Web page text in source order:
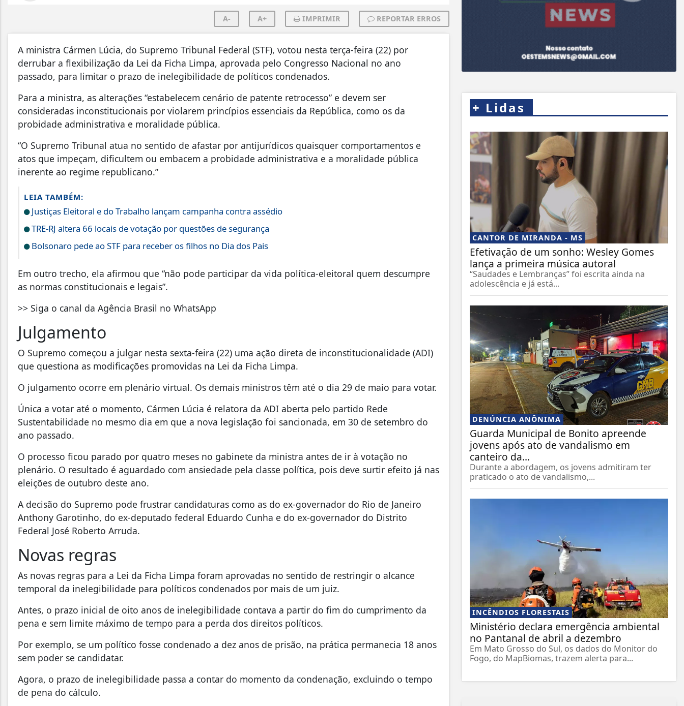
A- A+ IMPRIMIR REPORTAR ERROS
A ministra Cármen Lúcia, do Supremo Tribunal Federal (STF), votou nesta terça-feira (22) por
derrubar a flexibilização da Lei da Ficha Limpa, aprovada pelo Congresso Nacional no ano
passado, para limitar o prazo de inelegibilidade de políticos condenados.
Para a ministra, as alterações “estabelecem cenário de patente retrocesso” e devem ser
consideradas inconstitucionais por violarem princípios essenciais da República, como os da
probidade administrativa e moralidade pública.
“O Supremo Tribunal atua no sentido de afastar por antijurídicos quaisquer comportamentos e
atos que impeçam, dificultem ou embacem a probidade administrativa e a moralidade pública
inerente ao regime republicano.”
LEIA TAMBÉM:
Justiças Eleitoral e do Trabalho lançam campanha contra assédio
TRE-RJ altera 66 locais de votação por questões de segurança
Bolsonaro pede ao STF para receber os filhos no Dia dos Pais
Em outro trecho, ela afirmou que “não pode participar da vida política-eleitoral quem descumpre
as normas constitucionais e legais”.
>> Siga o canal da Agência Brasil no WhatsApp
Julgamento
O Supremo começou a julgar nesta sexta-feira (22) uma ação direta de inconstitucionalidade (ADI)
que questiona as modificações promovidas na Lei da Ficha Limpa.
O julgamento ocorre em plenário virtual. Os demais ministros têm até o dia 29 de maio para votar.
Única a votar até o momento, Cármen Lúcia é relatora da ADI aberta pelo partido Rede
Sustentabilidade no mesmo dia em que a nova legislação foi sancionada, em 30 de setembro do
ano passado.
O processo ficou parado por quatro meses no gabinete da ministra antes de ir à votação no
plenário. O resultado é aguardado com ansiedade pela classe política, pois deve surtir efeito já nas
eleições de outubro deste ano.
A decisão do Supremo pode frustrar candidaturas como as do ex-governador do Rio de Janeiro
Anthony Garotinho, do ex-deputado federal Eduardo Cunha e do ex-governador do Distrito
Federal José Roberto Arruda.
Novas regras
As novas regras para a Lei da Ficha Limpa foram aprovadas no sentido de restringir o alcance
temporal da inelegibilidade para políticos condenados por mais de um juiz.
Antes, o prazo inicial de oito anos de inelegibilidade contava a partir do fim do cumprimento da
pena e sem limite máximo de tempo para a perda dos direitos políticos.
Por exemplo, se um político fosse condenado a dez anos de prisão, na prática permanecia 18 anos
sem poder se candidatar.
Agora, o prazo de inelegibilidade passa a contar do momento da condenação, excluindo o tempo
de pena do cálculo.
+ Lidas
CANTOR DE MIRANDA - MS
Efetivação de um sonho: Wesley Gomes
lança a primeira música autoral
“Saudades e Lembranças” foi escrita ainda na
adolescência e já está...
DENÚNCIA ANÔNIMA
Guarda Municipal de Bonito apreende
jovens após ato de vandalismo em
canteiro da...
Durante a abordagem, os jovens admitiram ter
praticado o ato de vandalismo,...
INCÊNDIOS FLORESTAIS
Ministério declara emergência ambiental
no Pantanal de abril a dezembro
Em Mato Grosso do Sul, os dados do Monitor do
Fogo, do MapBiomas, trazem alerta para...